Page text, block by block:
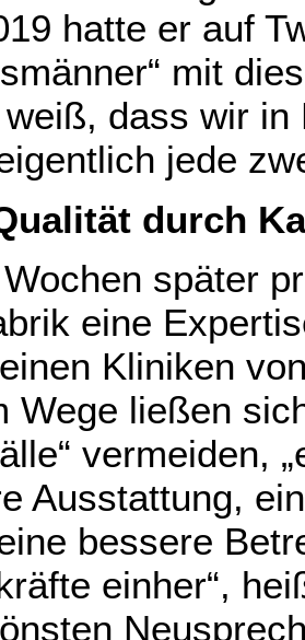
hatte er auf
mit
weiß, dass wir
jede
durch
später
eine
Kliniken
Wege ließen
vermeiden,
Ausstattung,
bessere
einher“,